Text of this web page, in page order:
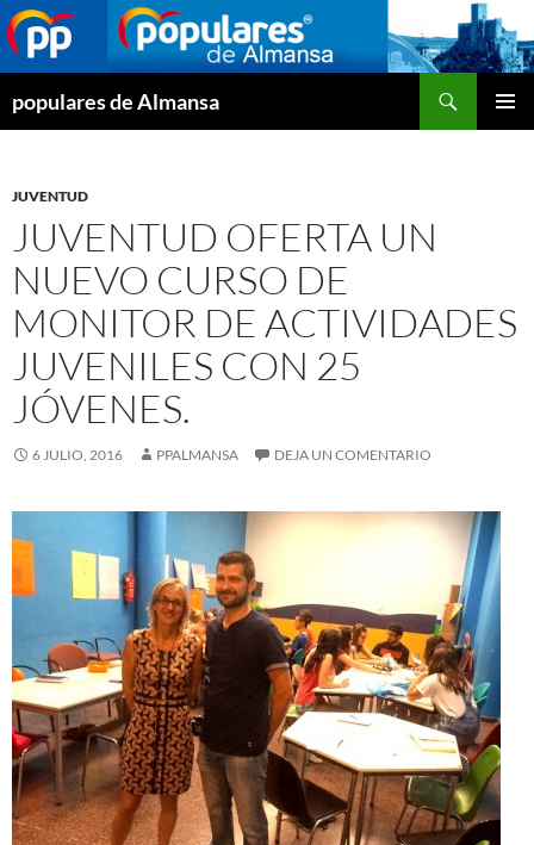
populares de Almansa
JUVENTUD
JUVENTUD OFERTA UN
NUEVO CURSO DE
MONITOR DE ACTIVIDADES
JUVENILES CON 25
JÓVENES.
6 JULIO, 2016 PPALMANSA DEJA UN COMENTARIO